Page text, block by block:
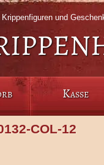
Krippenfiguren und
Kasse